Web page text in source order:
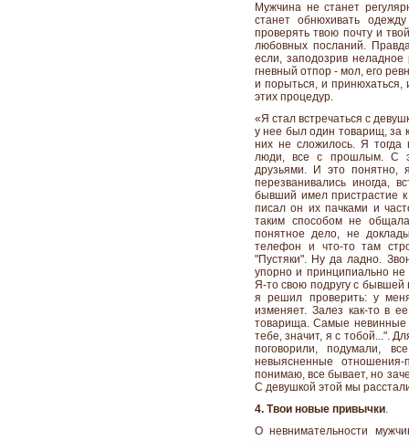
Мужчина не станет
станет обнюхивать
проверять твою почту и
любовных посланий.
если, заподозрив
гневный отпор - мол, его
и порыться, и принюхаться,
этих процедур.
«Я стал встречаться с
у нее был один товарищ, за
них не сложилось. Я
люди, все с прошлым. С
друзьями. И это понятно,
перезванивались иногда,
бывший имел пристрастие
писал он их пачками и
таким способом не
понятное дело, не
телефон и что-то там
"Пустяки". Ну да ладно.
упорно и принципиально
Я-то свою подругу с бывшей
я решил проверить: у
изменяет. Залез как-то в
товарища. Самые невинные
тебе, значит, я с тобой...".
поговорили, подумали,
невыясненные
понимаю, все бывает, но
С девушкой этой мы
4. Твои новые привычки.
О невнимательности